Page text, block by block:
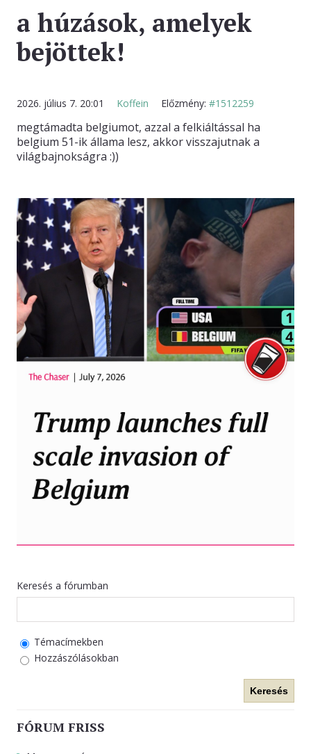
TŐZSDE FÓRUM
TUDÁSTÁR
BLOGOK
ELŐFIZETÉS
KAPCSOLAT
a húzások, amelyek
bejöttek!
2026. július 7. 20:01 Koffein Előzmény: #1512259
megtámadta belgiumot, azzal a felkiáltással ha
belgium 51-ik állama lesz, akkor visszajutnak a
világbajnokságra :))
Keresés a fórumban
Témacímekben
Hozzászólásokban
Keresés
FÓRUM FRISS